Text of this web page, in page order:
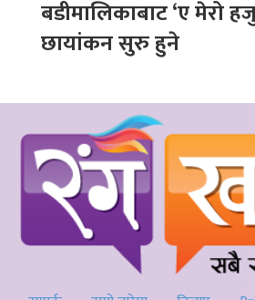
बडीमालिकाबाट ‘ए मेरो
छायांकन सुरु हुने